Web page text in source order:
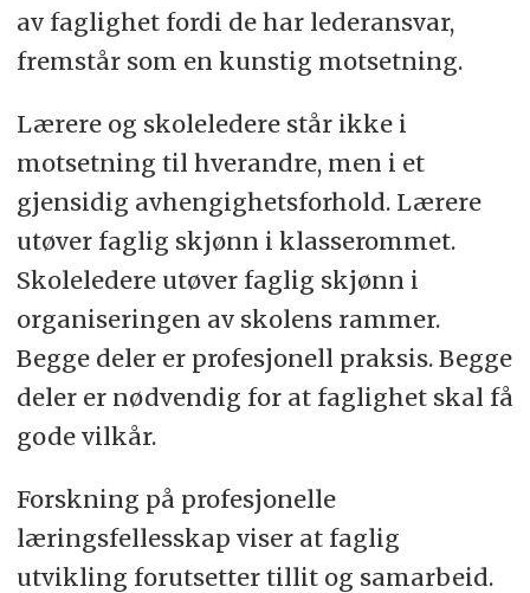
av faglighet fordi de har lederansvar,
fremstår som en kunstig motsetning.
Lærere og skoleledere står ikke i
motsetning til hverandre, men i et
gjensidig avhengighetsforhold. Lærere
utøver faglig skjønn i klasserommet.
Skoleledere utøver faglig skjønn i
organiseringen av skolens rammer.
Begge deler er profesjonell praksis. Begge
deler er nødvendig for at faglighet skal få
gode vilkår.
Forskning på profesjonelle
læringsfellesskap viser at faglig
utvikling forutsetter tillit og samarbeid.